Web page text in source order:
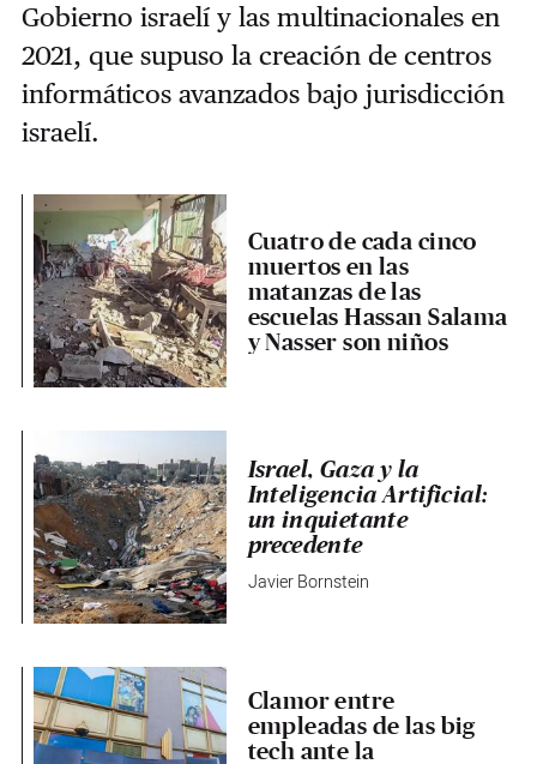
Gobierno israelí y las multinacionales en
2021, que supuso la creación de centros
informáticos avanzados bajo jurisdicción
israelí.
Cuatro de cada cinco
muertos en las
matanzas de las
escuelas Hassan Salama
y Nasser son niños
Israel, Gaza y la
Inteligencia Artificial:
un inquietante
precedente
Javier Bornstein
Clamor entre
empleadas de las big
tech ante la